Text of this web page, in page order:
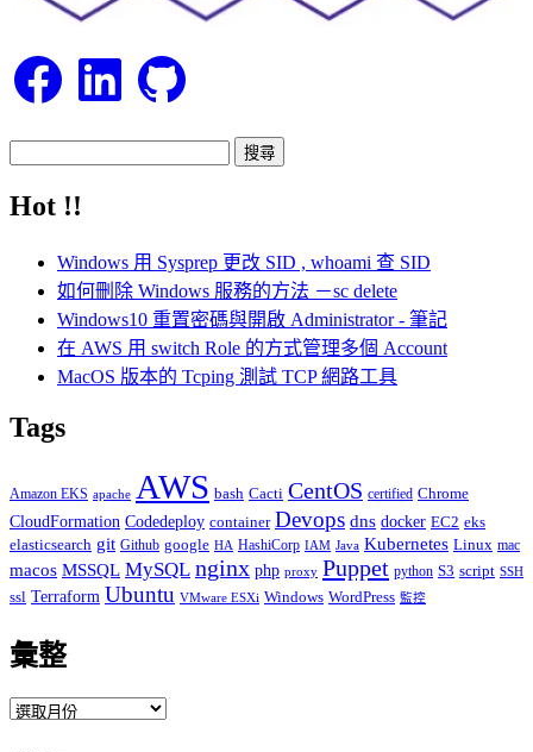
FacebookLinkedIn GitHub
關
Hot !!
Windows 用 Sysprep 更改 SID , whoami 查 SID
如何刪除 Windows 服務的方法 －sc delete
Windows10 重置密碼與開啟 Administrator - 筆記
在 AWS 用 switch Role 的方式管理多個 Account
MacOS 版本的 Tcping 測試 TCP 網路工具
Tags
Amazon EKS apache AWS bash Cacti CentOS certified Chrome
CloudFormation Codedeploy container Devops dns docker EC2 eks
elasticsearch git Github google HA HashiCorp IAM Java Kubernetes Linux mac
macos MSSQL MySQL nginx php proxy Puppet python S3 script SSH
ssl Terraform Ubuntu VMware ESXi Windows WordPress 監控
彙整
彙